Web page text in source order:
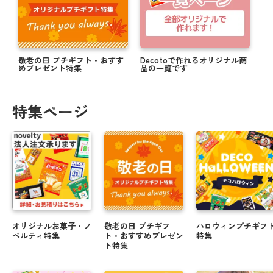
敬老の日 プチギフト・おすす
めプレゼント特集
Decotoで作れるオリジナル商
品の一覧です
特集ページ
オリジナルお菓子・ノ
ベルティ特集
敬老の日 プチギフ
ト・おすすめプレゼン
ト特集
ハロウィンプチギフ
特集